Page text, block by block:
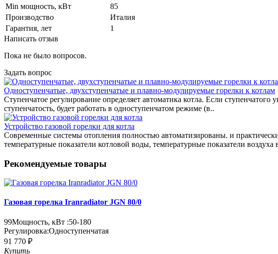
Min мощность, кВт
85
Производство
Италия
Гарантия, лет
1
Написать отзыв
Пока не было вопросов.
Задать вопрос
Одноступенчатые, двухступенчатые и плавно-модулируемые горелки к котлам
Ступенчатое регулирование определяет автоматика котла. Если
ступенчатость, будет работать в одноступенчатом режиме (в..
Устройство газовой горелки для котла
Современные системы отопления полностью автоматизированы. и
температурные показатели котловой воды, температурные показатели
Рекомендуемые товары
Газовая горелка Iranradiator JGN 80/0
99Мощность, кВт :50-180
Регулировка:Одноступенчатая
91 770 ₽
Купить